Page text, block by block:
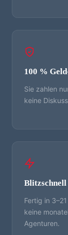
100 %
Sie zahlen
keine
Blitzschnell
Fertig in
keine
Agenturen.